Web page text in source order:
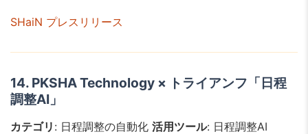
SHaiN プレスリリース
14. PKSHA Technology × トライアンフ「日程
調整AI」
カテゴリ : 日程調整の自動化 活用ツール: 日程調整AI